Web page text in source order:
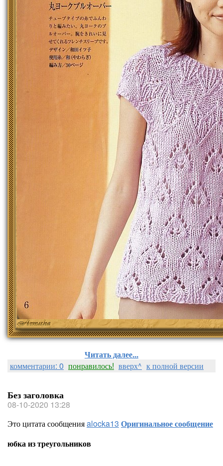
Читать далее...
комментарии: 0 понравилось! вверх^ к полной версии
Без заголовка
08-10-2020 13:28
Это цитата сообщенияalocka13 Оригинальное сообщение
юбка из треугольников